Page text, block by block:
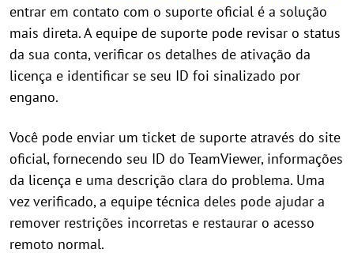
entrar em contato com o suporte oficial é a solução
mais direta. A equipe de suporte pode revisar o status
da sua conta, verificar os detalhes de ativação da
licença e identificar se seu ID foi sinalizado por
engano.
Você pode enviar um ticket de suporte através do site
oficial, fornecendo seu ID do TeamViewer, informações
da licença e uma descrição clara do problema. Uma
vez verificado, a equipe técnica deles pode ajudar a
remover restrições incorretas e restaurar o acesso
remoto normal.